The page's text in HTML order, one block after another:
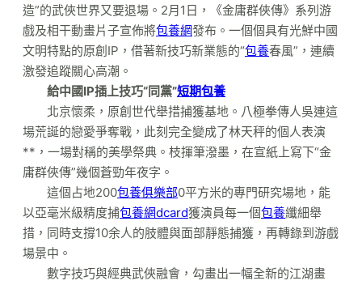
造”的武俠世界又要退場。2月1日，《金庸群俠傳》系列游
戲及相干動畫片子宣佈將包養網發布。一個個具有光鮮中國
文明特點的原創IP，借著新技巧新業態的“包養春風”，連續
激發追蹤關心高潮。
給中國IP插上技巧“同黨”短期包養
北京懷柔，原創世代舉措捕獲基地。八極拳傳人吳連這
場荒誕的戀愛爭奪戰，此刻完全變成了林天秤的個人表演
**，一場對稱的美學祭典。枝揮筆潑墨，在宣紙上寫下“金
庸群俠傳”幾個蒼勁年夜字。
這個占地200包養俱樂部0平方米的專門研究場地，能
以亞毫米級精度捕包養網dcard獲演員每一個包養纖細舉
措，同時支撐10余人的肢體與面部靜態捕獲，再轉錄到游戲
場景中。
數字技巧與經典武俠融會，勾畫出一幅全新的江湖畫